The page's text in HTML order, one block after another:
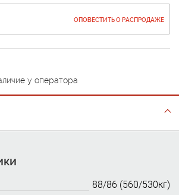
ОПОВЕСТИТЬ О РАСПРОДАЖЕ
у оператора
88/86 (560/530кг)